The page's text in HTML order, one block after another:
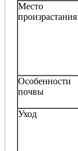
Место
произрастания
Особенности
почвы
Уход